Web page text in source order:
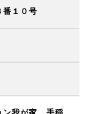
番１０号